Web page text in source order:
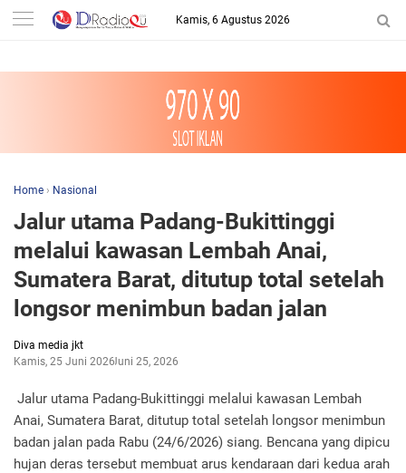
-->
Kamis, 6 Agustus 2026
Home › Nasional
Jalur utama Padang-Bukittinggi
melalui kawasan Lembah Anai,
Sumatera Barat, ditutup total setelah
longsor menimbun badan jalan
Diva media jkt
Kamis, 25 Juni 2026Juni 25, 2026
Jalur utama Padang-Bukittinggi melalui kawasan Lembah
Anai, Sumatera Barat, ditutup total setelah longsor menimbun
badan jalan pada Rabu (24/6/2026) siang. Bencana yang dipicu
hujan deras tersebut membuat arus kendaraan dari kedua arah